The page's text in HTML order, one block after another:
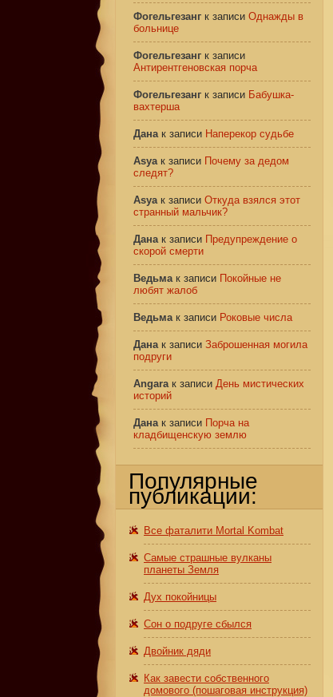
Фогельгезанг к записи Однажды в
больнице
Фогельгезанг к записи
Антирентгеновская порча
Фогельгезанг к записи Бабушка-
вахтерша
Данак записи Наперекор судьбе
Asyaк записи Почему за дедом
следят?
Asyaк записи Откуда взялся этот
странный мальчик?
Данак записи Предупреждение о
скорой смерти
Ведьмак записи Покойные не
любят жалоб
Ведьмак записи Роковые числа
Данак записи Заброшенная могила
подруги
Angaraк записи День мистических
историй
Данак записи Порча на
кладбищенскую землю
Популярные
публикации:
Все фаталити Mortal Kombat
Самые страшные вулканы
планеты Земля
Дух покойницы
Сон о подруге сбылся
Двойник дяди
Как завести собственного
домового (пошаговая инструкция)